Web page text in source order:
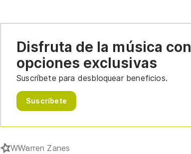
Disfruta de la música con
opciones exclusivas
Suscríbete para desbloquear beneficios.
Suscríbete
WWarren Zanes